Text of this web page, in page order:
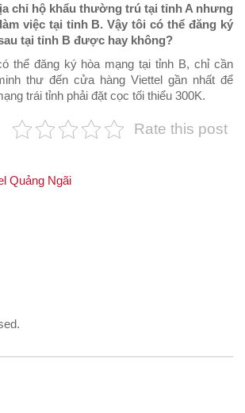
chỉ hộ khẩu thường trú tại tỉnh A nhưng
việc tại tỉnh B. Vậy tôi có thể đăng ký
tại tỉnh B được hay không?
thể đăng ký hòa mạng tại tỉnh B, chỉ cần
thư đến cửa hàng Viettel gần nhất để
trái tỉnh phải đặt cọc tối thiểu 300K.
Rate this post
Quảng Ngãi